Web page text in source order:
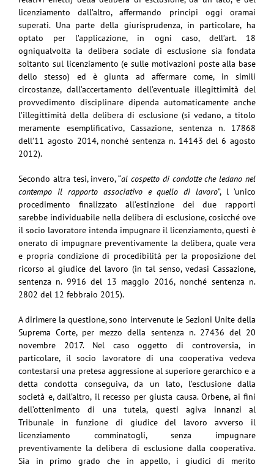
licenziamento dall’altro, affermando principi oggi oramai
superati. Una parte della giurisprudenza, in particolare, ha
optato per l’applicazione, in ogni caso, dell’art. 18
ogniqualvolta la delibera sociale di esclusione sia fondata
soltanto sul licenziamento (e sulle motivazioni poste alla base
dello stesso) ed è giunta ad affermare come, in simili
circostanze, dall’accertamento dell’eventuale illegittimità del
provvedimento disciplinare dipenda automaticamente anche
l’illegittimità della delibera di esclusione (si vedano, a titolo
meramente esemplificativo, Cassazione, sentenza n. 17868
dell’11 agosto 2014, nonché sentenza n. 14143 del 6 agosto
2012).
Secondo altra tesi, invero, “al cospetto di condotte che ledano nel
contempo il rapporto associativo e quello di lavoro”, l ’unico
procedimento finalizzato all’estinzione dei due rapporti
sarebbe individuabile nella delibera di esclusione, cosicché ove
il socio lavoratore intenda impugnare il licenziamento, questi è
onerato di impugnare preventivamente la delibera, quale vera
e propria condizione di procedibilità per la proposizione del
ricorso al giudice del lavoro (in tal senso, vedasi Cassazione,
sentenza n. 9916 del 13 maggio 2016, nonché sentenza n.
2802 del 12 febbraio 2015).
A dirimere la questione, sono intervenute le Sezioni Unite della
Suprema Corte, per mezzo della sentenza n. 27436 del 20
novembre 2017. Nel caso oggetto di controversia, in
particolare, il socio lavoratore di una cooperativa vedeva
contestarsi una pretesa aggressione al superiore gerarchico e a
detta condotta conseguiva, da un lato, l’esclusione dalla
società e, dall’altro, il recesso per giusta causa. Orbene, ai fini
dell’ottenimento di una tutela, questi agiva innanzi al
Tribunale in funzione di giudice del lavoro avverso il
licenziamento comminatogli, senza impugnare
preventivamente la delibera di esclusione dalla cooperativa.
Sia in primo grado che in appello, i giudici di merito